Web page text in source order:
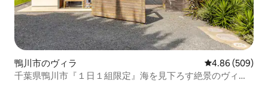
鴨川市のヴィラ レビュー509
4.86 (509)
千葉県鴨川市『１日１組限定』海を見下ろす絶景のヴィラ